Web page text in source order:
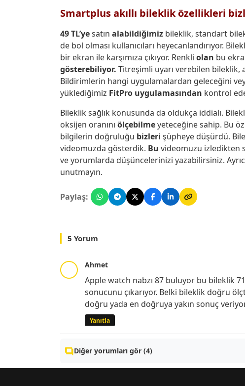
Smartplus akıllı bileklik özellikleri
49 TL’yesatın alabildiğimiz bileklik, standart
de bol olması kullanıcıları heyecanlandırıyor.
bir ekran ile karşımıza çıkıyor. Renkli olan bu
gösterebiliyor. Titreşimli uyarı verebilen bileklik,
Bildirimlerin hangi uygulamalardan geleceğini
yüklediğimiz FitPro uygulamasından kontrol
Bileklik sağlık konusunda da oldukça iddialı.
oksijen oranını ölçebilmeyeteceğine sahip. Bu
bilgilerin doğruluğu bizleri şüpheye düşürdü.
videomuzda gösterdik. Bu videomuzu izledikten
ve yorumlarda düşüncelerinizi yazabilirsiniz.
unutmayın.
Paylaş:
5 Yorum
Ahmet
Apple watch nabzı 87 buluyor bu bileklik
sonucunu çıkarıyor. Belki bileklik doğru
doğru yada en doğruya yakın sonuç
Yanıtla
Diğer yorumları gör (4)